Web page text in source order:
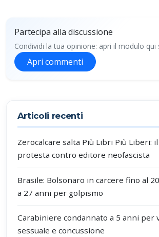
Partecipa alla discussione
Condividi la tua opinione: apri il modulo qui
Apri commenti
Articoli recenti
Zerocalcare salta Più Libri Più Liberi:
protesta contro editore neofascista
Brasile: Bolsonaro in carcere fino al
a 27 anni per golpismo
Carabiniere condannato a 5 anni per
sessuale e concussione